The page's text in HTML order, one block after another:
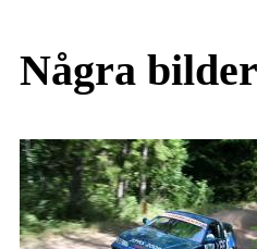
Några bilder